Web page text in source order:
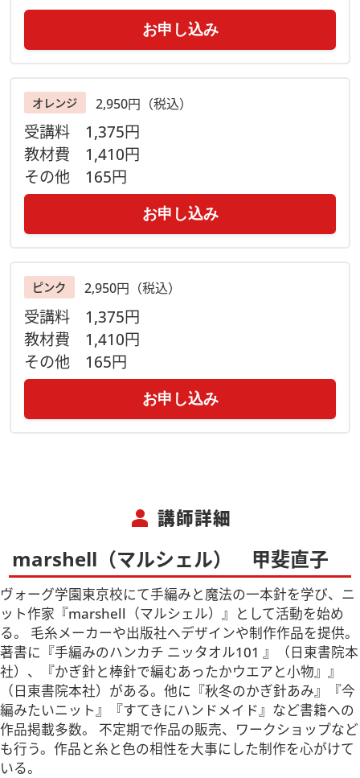
※画像は『手編みのハンカチ ニッタオル101』（日東書院本社
お申し込み
オレンジ 2,950円（税込）
受講料 1,375円
教材費 1,410円
その他 165円
お申し込み
ピンク 2,950円（税込）
受講料 1,375円
教材費 1,410円
その他 165円
お申し込み
person 講師詳細
marshell（マルシェル） 甲斐直子
ヴォーグ学園東京校にて手編みと魔法の一本針を学び、ニ
ット作家『marshell（マルシェル）』として活動を始め
る。 毛糸メーカーや出版社へデザインや制作作品を提供。
著書に『手編みのハンカチ ニッタオル101 』（日東書院本
社）、『かぎ針と棒針で編むあったかウエアと小物』』
（日東書院本社）がある。他に『秋冬のかぎ針あみ』『今
編みたいニット』『すてきにハンドメイド』など書籍への
作品掲載多数。 不定期で作品の販売、ワークショップなど
も行う。作品と糸と色の相性を大事にした制作を心がけて
いる。